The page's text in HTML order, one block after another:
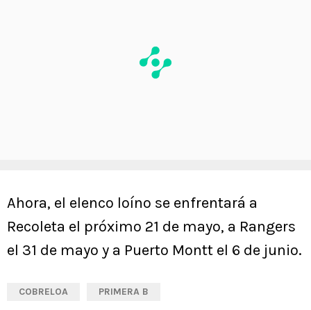
Ahora, el elenco loíno se enfrentará a
Recoleta el próximo 21 de mayo, a Rangers
el 31 de mayo y a Puerto Montt el 6 de junio.
COBRELOA PRIMERA B